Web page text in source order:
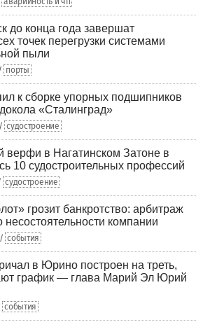
до конца года завершат
точек перегрузки системами
пыли
/ порты
к сборке упорных подшипников
«Сталинград»
/ судостроение
верфи в Нагатинском Затоне в
10 судостроительных профессий
судостроение
грозит банкротство: арбитраж
несостоятельности компании
/ события
в Юрино построен на треть,
график — глава Марий Эл Юрий
события